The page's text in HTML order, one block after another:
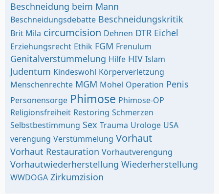
Beschneidung beim Mann
Beschneidungsdebatte Beschneidungskritik
Brit Mila circumcision Dehnen DTR Eichel
Erziehungsrecht Ethik FGM Frenulum
Genitalverstümmelung Hilfe HIV Islam
Judentum Kindeswohl Körperverletzung
Menschenrechte MGM Mohel Operation Penis
Personensorge Phimose Phimose-OP
Religionsfreiheit Restoring Schmerzen
Selbstbestimmung Sex Trauma Urologe USA
verengung Verstümmelung Vorhaut
Vorhaut Restauration Vorhautverengung
Vorhautwiederherstellung Wiederherstellung
WWDOGA Zirkumzision